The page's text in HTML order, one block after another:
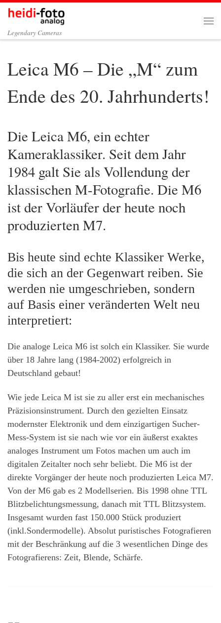
Zum Inhalt springen
Legendary Cameras
Leica M6 – Die „M“ zum
Ende des 20. Jahrhunderts!
Die Leica M6, ein echter
Kameraklassiker. Seit dem Jahr
1984 galt Sie als Vollendung der
klassischen M-Fotografie. Die M6
ist der Vorläufer der heute noch
produzierten M7.
Bis heute sind echte Klassiker Werke,
die sich an der Gegenwart reiben. Sie
werden nie umgeschrieben, sondern
auf Basis einer veränderten Welt neu
interpretiert:
Die analoge Leica M6 ist solch ein Klassiker. Sie wurde
über 18 Jahre lang (1984-2002) erfolgreich in
Deutschland gebaut!
Wie jede Leica M ist sie zu aller erst ein mechanisches
Präzisionsinstrument. Durch den gezielten Einsatz
modernster Elektronik und dem einzigartigen Sucher-
Mess-System ist sie nach wie vor ein äußerst exaktes
analoges Instrument um Fotos machen um auch im
digitalen Zeitalter noch sehr beliebt. Die M6 ist der
direkte Vorgänger der heute noch produzierten Leica M7.
Von der M6 gab es 2 Modellserien. Bis 1998 ohne TTL
Blitzbelichtungsmessung, danach mit TTL Blitzsystem.
Insgesamt wurden fast 150.000 Stück produziert
(inkl.Sondermodelle). Absolut puristisches Fotografieren
mit der Beschränkung auf die 3 wesentlichen Dinge des
Fotografierens: Zeit, Blende, Schärfe.